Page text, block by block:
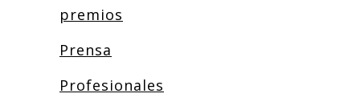
premios
Prensa
Profesionales